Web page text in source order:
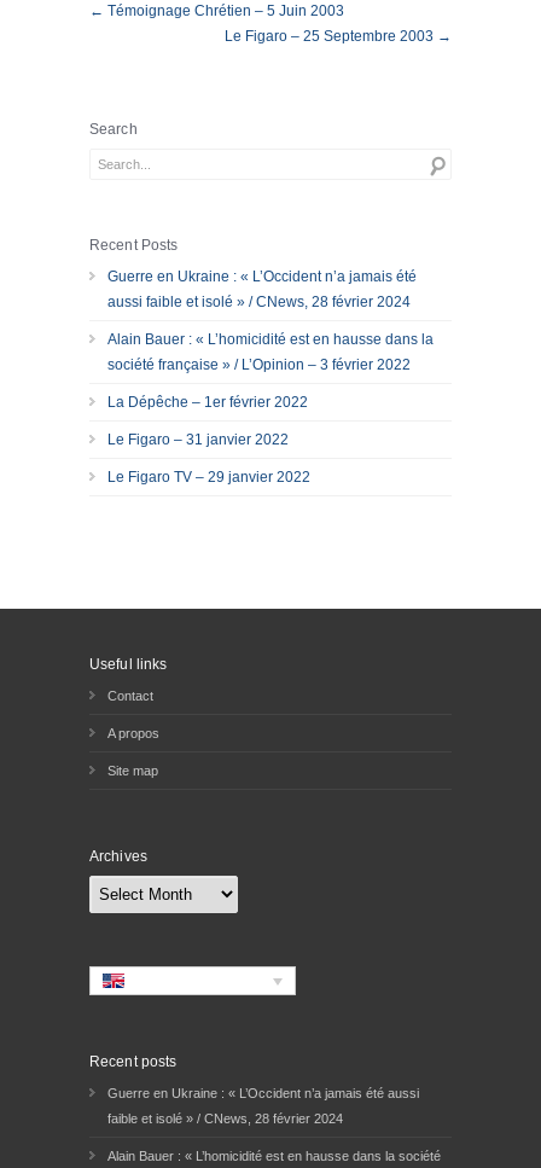
← Témoignage Chrétien – 5 Juin 2003
Le Figaro – 25 Septembre 2003 →
Search
Recent Posts
Guerre en Ukraine : « L’Occident n’a jamais été
aussi faible et isolé » / CNews, 28 février 2024
Alain Bauer : « L’homicidité est en hausse dans la
société française » / L’Opinion – 3 février 2022
La Dépêche – 1er février 2022
Le Figaro – 31 janvier 2022
Le Figaro TV – 29 janvier 2022
Useful links
Contact
A propos
Site map
Archives
Archives
Recent posts
Guerre en Ukraine : « L’Occident n’a jamais été aussi
faible et isolé » / CNews, 28 février 2024
Alain Bauer : « L’homicidité est en hausse dans la société